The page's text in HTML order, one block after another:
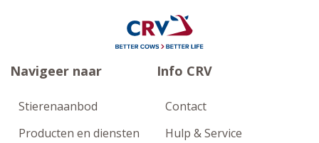
Navigeer naar
Stierenaanbod
Producten en diensten
Info CRV
Contact
Hulp & Service